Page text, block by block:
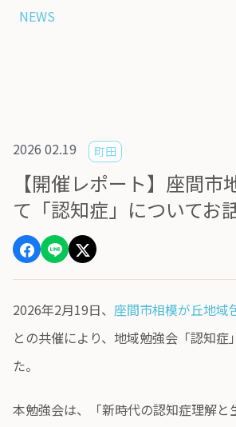
NEWS
2026 02.19 町田
【開催レポート】座間市
て「認知症」についてお
2026年2月19日、 座間市相模が丘地域
との共催により、地域勉強会「認知症
た。
本勉強会は、「新時代の認知症理解と